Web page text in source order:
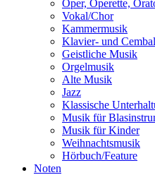
Oper, Operette,
Vokal/Chor
Kammermusik
Klavier- und
Geistliche Musik
Orgelmusik
Alte Musik
Jazz
Klassische
Musik für
Musik für Kinder
Weihnachtsmusik
Hörbuch/Feature
Noten